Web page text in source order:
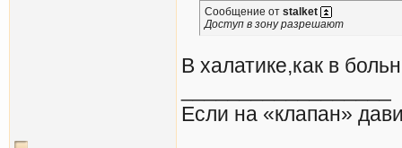
Сообщение от stalket
Доступ в зону разрешают
В халатике,как в
Если на «клапан»